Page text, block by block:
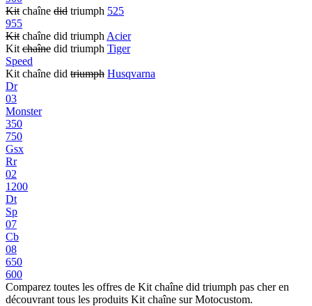
Kit chaîne did triumph 525
955
Kit chaîne did triumph Acier
Kit chaîne did triumph Tiger
Speed
Kit chaîne did triumph Husqvarna
Dr
03
Monster
350
750
Gsx
Rr
02
1200
Dt
Sp
07
Cb
08
650
600
Comparez toutes les offres de Kit chaîne did triumph pas cher en
découvrant tous les produits Kit chaîne sur Motocustom.